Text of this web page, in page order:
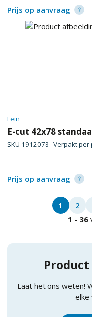
Prijs op aanvraag
Fein
E-cut 42x78
SKU 1912078 Verpakt per
Prijs op aanvraag
1 2
1 - 36
Product
Laat het ons weten!
elke